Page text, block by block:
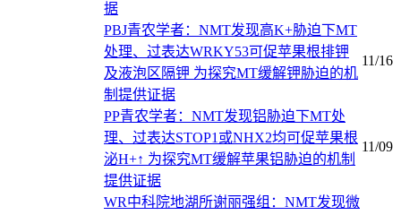
据
PBJ青农学者：NMT发现高K+胁迫下MT
处理、过表达WRKY53可促苹果根排钾
及液泡区隔钾 为探究MT缓解钾胁迫的机
制提供证据
11/16
PP青农学者：NMT发现铝胁迫下MT处
理、过表达STOP1或NHX2均可促苹果根
泌H+↑ 为探究MT缓解苹果铝胁迫的机制
提供证据
11/09
WR中科院地湖所谢丽强组：NMT发现微